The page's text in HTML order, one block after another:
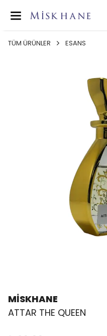
TÜM ÜRÜNLER ESANS
MİSKHANE
ATTAR THE QUEEN